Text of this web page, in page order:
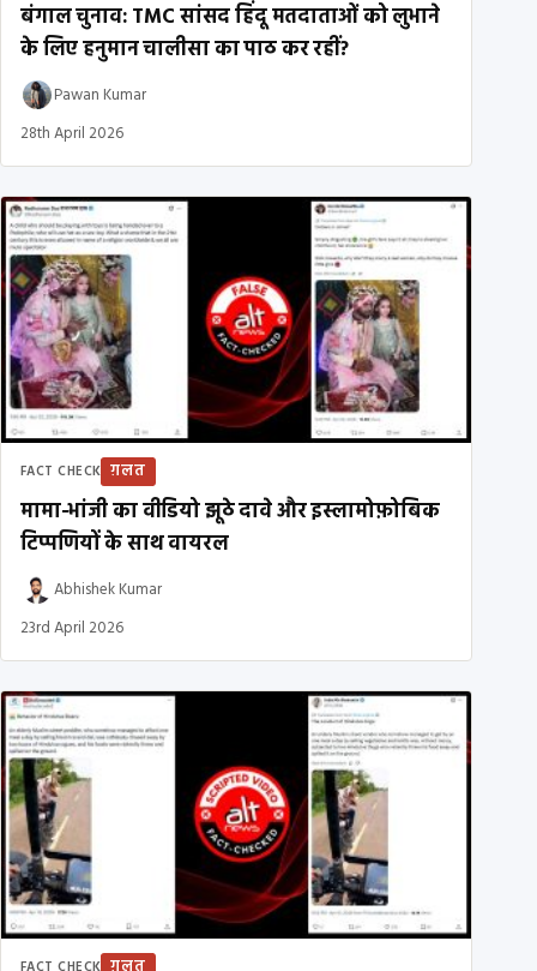
बंगाल चुनाव: TMC सांसद हिंदू मतदाताओं को लुभाने
के लिए हनुमान चालीसा का पाठ कर रहीं?
Pawan Kumar
28th April 2026
FACT CHECK ग़लत
मामा-भांजी का वीडियो झूठे दावे और इस्लामोफ़ोबिक
टिप्पणियों के साथ वायरल
Abhishek Kumar
23rd April 2026